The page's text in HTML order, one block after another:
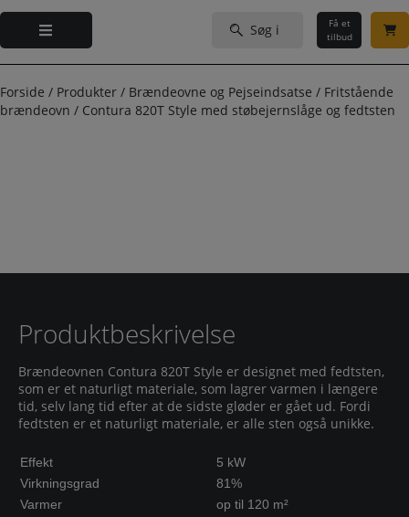
Hop
indholdet
efter:
Få et
tilbud
Forside / Produkter / Brændeovne og Pejseindsatse / Fritstående
brændeovn / Contura 820T Style med støbejernslåge og fedtsten
Produktbeskrivelse
Brændeovnen Contura 820T Style er designet med fedtsten,
som er et naturligt materiale, som lagrer varmen i længere
tid, selv lang tid efter at de sidste gløder er gået ud. Fordi
fedtsten er et naturligt materiale, er alle sten også unikke.
Effekt
5 kW
Virkningsgrad
81%
Varmer
op til 120 m²